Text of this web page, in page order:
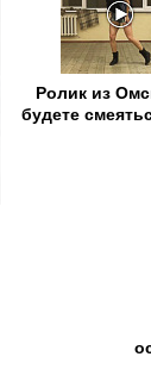
Ролик из
будете